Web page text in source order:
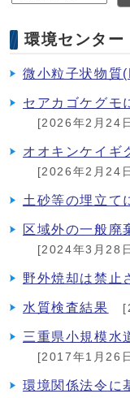
環境センター
微小粒子状物質
セアカゴケグモ
[2026年2月24
オオキンケイギ
[2026年2月24
土砂等の埋立て
区域外の一般廃
[2024年3月28
野外焼却は禁止
水質検査結果
三重県小規模水
[2017年1月26
環境関係法令に